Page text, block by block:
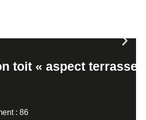
toit « aspect terrasse
: 86